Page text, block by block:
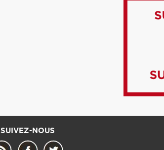
SUIVEZ-NOUS